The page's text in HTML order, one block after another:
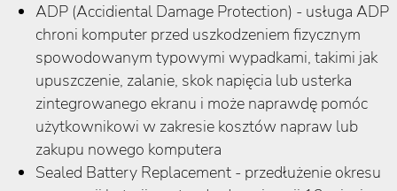
ADP (Accidiental Damage Protection) - usługa ADP
chroni komputer przed uszkodzeniem fizycznym
spowodowanym typowymi wypadkami, takimi jak
upuszczenie, zalanie, skok napięcia lub usterka
zintegrowanego ekranu i może naprawdę pomóc
użytkownikowi w zakresie kosztów napraw lub
zakupu nowego komputera
Sealed Battery Replacement - przedłużenie okresu